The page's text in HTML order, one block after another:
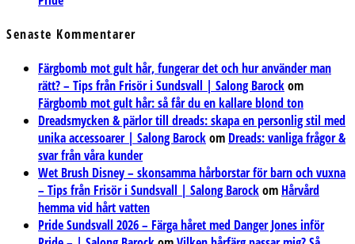
Senaste Kommentarer
Färgbomb mot gult hår, fungerar det och hur använder man
rätt? – Tips från Frisör i Sundsvall | Salong Barockom
Färgbomb mot gult hår: så får du en kallare blond ton
Dreadsmycken & pärlor till dreads: skapa en personlig stil med
unika accessoarer | Salong Barockom Dreads: vanliga frågor &
svar från våra kunder
Wet Brush Disney – skonsamma hårborstar för barn och vuxna
– Tips från Frisör i Sundsvall | Salong Barockom Hårvård
hemma vid hårt vatten
Pride Sundsvall 2026 – Färga håret med Danger Jones inför